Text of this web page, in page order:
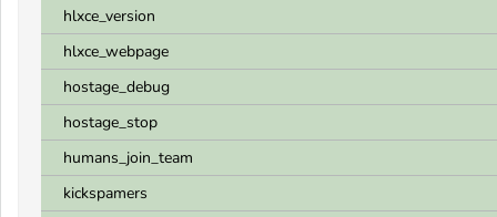
hlxce_version
hlxce_webpage
hostage_debug
hostage_stop
humans_join_team
kickspamers